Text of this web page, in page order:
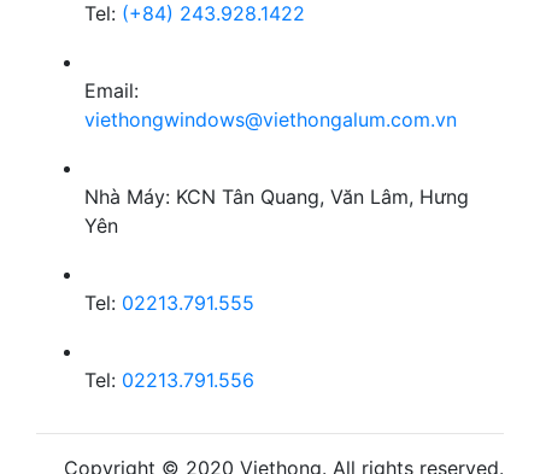
Tel: (+84) 243.928.1422
Email:
viethongwindows@viethongalum.com.vn
Nhà Máy: KCN Tân Quang, Văn Lâm, Hưng
Yên
Tel: 02213.791.555
Tel: 02213.791.556
Copyright © 2020 Viethong. All rights reserved.